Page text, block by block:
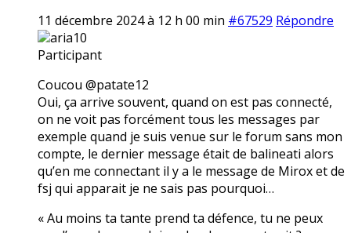
11 décembre 2024 à 12 h 00 min #67529 Répondre
aria10
Participant
Coucou @patate12
Oui, ça arrive souvent, quand on est pas connecté,
on ne voit pas forcément tous les messages par
exemple quand je suis venue sur le forum sans mon
compte, le dernier message était de balineati alors
qu’en me connectant il y a le message de Mirox et de
fsj qui apparait je ne sais pas pourquoi…
« Au moins ta tante prend ta défence, tu ne peux